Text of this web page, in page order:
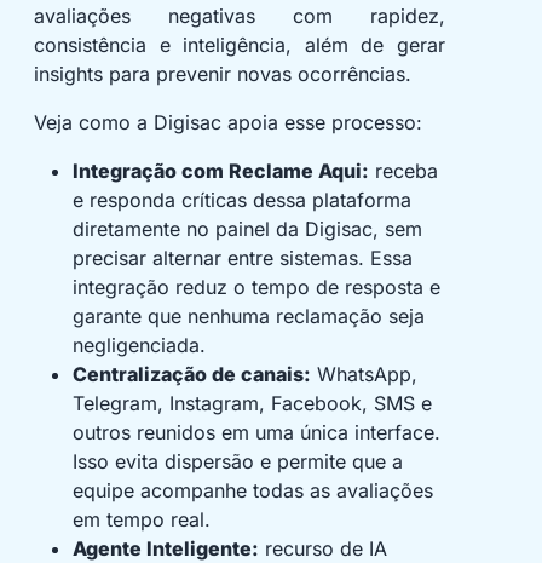
avaliações negativas com rapidez,
consistência e inteligência, além de gerar
insights para prevenir novas ocorrências.
Veja como a Digisac apoia esse processo:
Integração com Reclame Aqui: receba
e responda críticas dessa plataforma
diretamente no painel da Digisac, sem
precisar alternar entre sistemas. Essa
integração reduz o tempo de resposta e
garante que nenhuma reclamação seja
negligenciada.
Centralização de canais: WhatsApp,
Telegram, Instagram, Facebook, SMS e
outros reunidos em uma única interface.
Isso evita dispersão e permite que a
equipe acompanhe todas as avaliações
em tempo real.
Agente Inteligente: recurso de IA